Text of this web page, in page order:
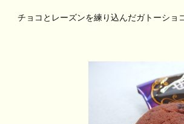
チョコとレーズンを練り込んだガトーショ